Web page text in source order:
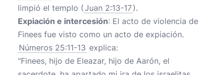
limpió el templo (Juan 2:13-17).
Expiación e intercesión: El acto de violencia de
Finees fue visto como un acto de expiación.
Números 25:11-13 explica:
"Finees, hijo de Eleazar, hijo de Aarón, el